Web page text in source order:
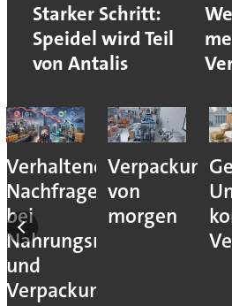
Starker Schritt:
Speidel wird Teil
von Antalis
Verhaltene
Nachfrage
bei
Nahrungsmittel-
und
Verpackungsmaschinen
von
morgen